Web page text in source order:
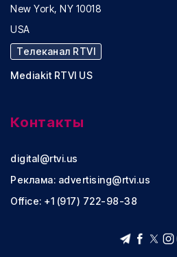
New York, NY 10018
USA
Телеканал RTVI
Mediakit RTVI US
Контакты
digital@rtvi.us
Реклама: advertising@rtvi.us
Office: +1 (917) 722-98-38